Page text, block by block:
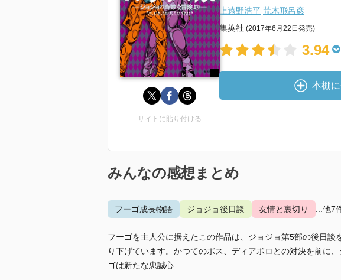
上遠野浩平 荒木飛呂彦
集英社 (2017年6月22日発売)
3.94
本棚
サイトに貼り付ける
みんなの感想まとめ
フーゴ成長物語 ジョジョ後日談 友情と裏切り ...他7
フーゴを主人公に据えたこの作品は、ジョジョ第5部の後日談
り下げています。かつてのボス、ディアボロとの対決を前に
ゴは新たな忠誠心...